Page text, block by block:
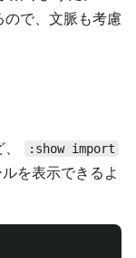
ので、文脈も考慮
:show import
を表示できるよ